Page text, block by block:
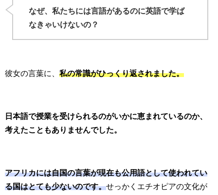
なぜ、私たちには言語があるのに英語で学ば
なきゃいけないの？
彼女の言葉に、 私の常識がひっくり返されました。
日本語で授業を受けられるのがいかに恵まれているのか、
考えたこともありませんでした。
アフリカには自国の言葉が現在も公用語として使われてい
る国はとても少ないのです。せっかくエチオピアの文化が